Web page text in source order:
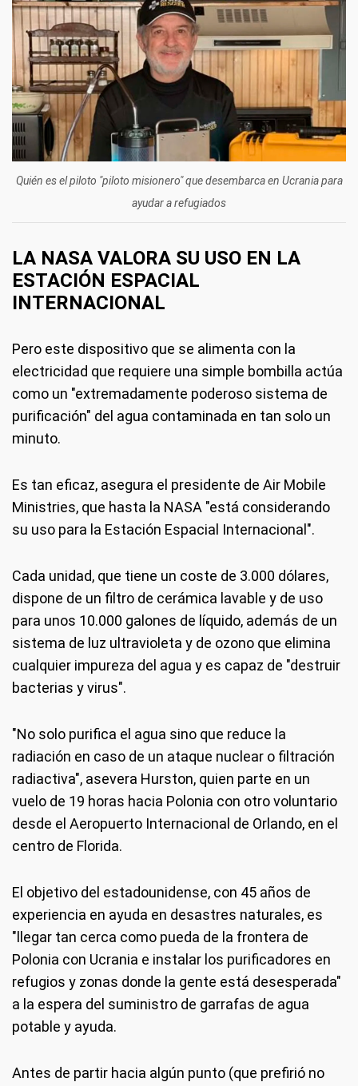
Quién es el piloto "piloto misionero" que desembarca en Ucrania para
ayudar a refugiados
LA NASA VALORA SU USO EN LA
ESTACIÓN ESPACIAL
INTERNACIONAL
Pero este dispositivo que se alimenta con la
electricidad que requiere una simple bombilla actúa
como un "extremadamente poderoso sistema de
purificación" del agua contaminada en tan solo un
minuto.
Es tan eficaz, asegura el presidente de Air Mobile
Ministries, que hasta la NASA "está considerando
su uso para la Estación Espacial Internacional".
Cada unidad, que tiene un coste de 3.000 dólares,
dispone de un filtro de cerámica lavable y de uso
para unos 10.000 galones de líquido, además de un
sistema de luz ultravioleta y de ozono que elimina
cualquier impureza del agua y es capaz de "destruir
bacterias y virus".
"No solo purifica el agua sino que reduce la
radiación en caso de un ataque nuclear o filtración
radiactiva", asevera Hurston, quien parte en un
vuelo de 19 horas hacia Polonia con otro voluntario
desde el Aeropuerto Internacional de Orlando, en el
centro de Florida.
El objetivo del estadounidense, con 45 años de
experiencia en ayuda en desastres naturales, es
"llegar tan cerca como pueda de la frontera de
Polonia con Ucrania e instalar los purificadores en
refugios y zonas donde la gente está desesperada"
a la espera del suministro de garrafas de agua
potable y ayuda.
Antes de partir hacia algún punto (que prefirió no